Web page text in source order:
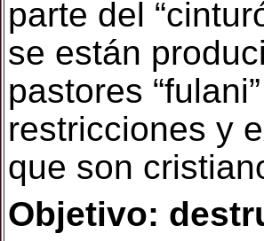
parte del
se están
pastores
restricciones y
que son
Objetivo: